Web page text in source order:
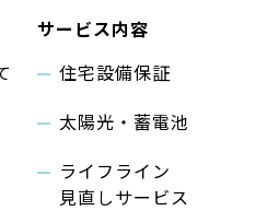
サービス内容
住宅設備保証
太陽光・蓄電池
ライフライン
見直しサービス